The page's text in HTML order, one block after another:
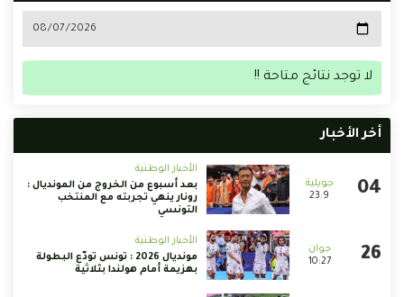
لا توجد نتائج متاحة !!
أخر الأخبار
23:9
الأخبار الوطنية
بعد أسبوع من الخروج من المونديال :
رونار ينهي تجربته مع المنتخب
التونسي
10:27
الأخبار الوطنية
مونديال 2026 : تونس تودّع البطولة
بهزيمة أمام هولندا بثلاثية